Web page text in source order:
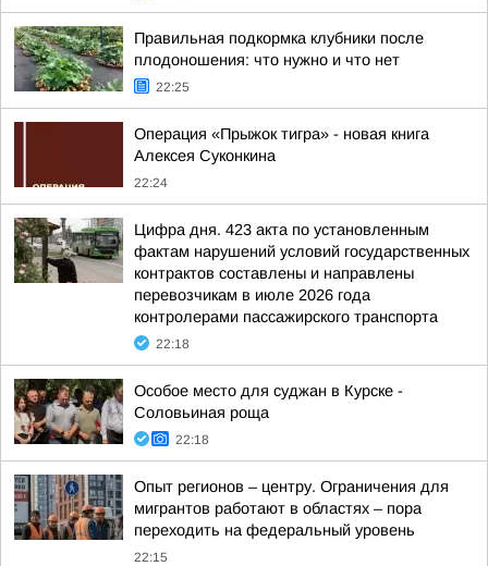
Правильная подкормка клубники после
плодоношения: что нужно и что нет
22:25
Операция «Прыжок тигра» - новая книга
Алексея Суконкина
22:24
Цифра дня. 423 акта по установленным
фактам нарушений условий государственных
контрактов составлены и направлены
перевозчикам в июле 2026 года
контролерами пассажирского транспорта
22:18
Особое место для суджан в Курске -
Соловьиная роща
22:18
Опыт регионов – центру. Ограничения для
мигрантов работают в областях – пора
переходить на федеральный уровень
22:15